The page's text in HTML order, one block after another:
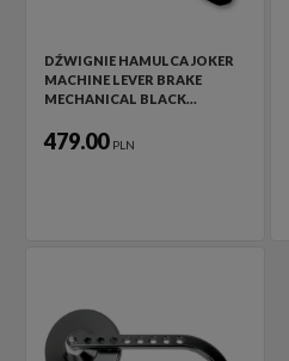
DŹWIGNIE HAMULCA JOKER
MACHINE LEVER BRAKE
MECHANICAL BLACK…
479.00 PLN